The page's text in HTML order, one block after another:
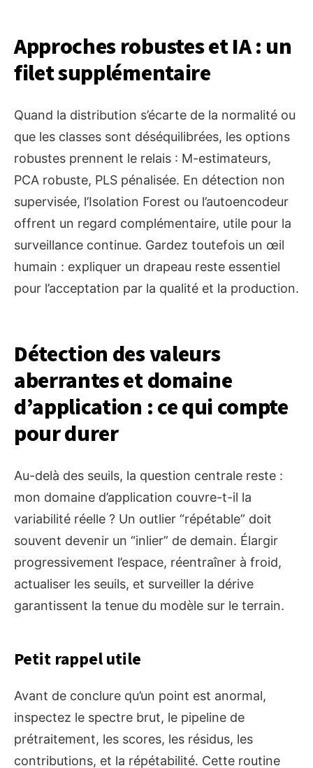
Approches robustes et IA : un
filet supplémentaire
Quand la distribution s’écarte de la normalité ou
que les classes sont déséquilibrées, les options
robustes prennent le relais : M-estimateurs,
PCA robuste, PLS pénalisée. En détection non
supervisée, l’Isolation Forest ou l’autoencodeur
offrent un regard complémentaire, utile pour la
surveillance continue. Gardez toutefois un œil
humain : expliquer un drapeau reste essentiel
pour l’acceptation par la qualité et la production.
Détection des valeurs
aberrantes et domaine
d’application : ce qui compte
pour durer
Au-delà des seuils, la question centrale reste :
mon domaine d’application couvre-t-il la
variabilité réelle ? Un outlier “répétable” doit
souvent devenir un “inlier” de demain. Élargir
progressivement l’espace, réentraîner à froid,
actualiser les seuils, et surveiller la dérive
garantissent la tenue du modèle sur le terrain.
Petit rappel utile
Avant de conclure qu’un point est anormal,
inspectez le spectre brut, le pipeline de
prétraitement, les scores, les résidus, les
contributions, et la répétabilité. Cette routine